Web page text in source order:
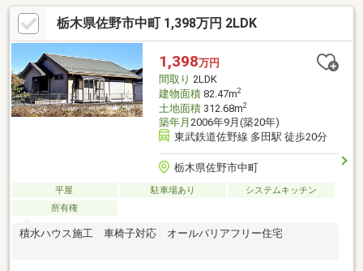
納たっぷりの平屋住宅・3.75帖の書斎兼WIC・全室ウォークイン
クローゼット付・「住宅ローン控除13年」利用可能（初年度22.54
万円、合計247.75万円控除） ※借入額2500万円、借入期間35
年、年収600万円、全期間固定金利1%の場合
栃木県佐野市中町 1,398万円 2LDK
1,398万円
間取り 2LDK
建物面積82.47m2
土地面積312.68m2
築年月 2006年9月(築20年)
東武鉄道佐野線 多田駅 徒歩20分
栃木県佐野市中町
平屋 駐車場あり
システムキッチン
所有権
積水ハウス施工 車椅子対応 オールバリアフリー住宅